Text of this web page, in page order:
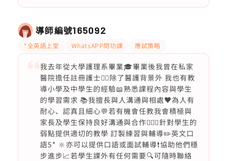
導師編號165092
*全英語上堂 WhatsAPP問功課 應試策略
我去年從大學護理系畢業🎓畢業後我曾在私家
醫院擔任註冊護士👩‍⚕️除了醫護背景外 我也有教
導小學及中學生的經驗📖熟悉課程內容與學生
的學習需求 📚我擅長與人溝通與相處♥️為人有
耐心、認真且細心💬若有機會任教我會積極與
家長及學生保持良好溝通與合作🙇🏻‍♀️針對學生的
弱點提供適切的教學 訂製練習與輔導✏️英文口
語5* 🔆亦可以提供口語或面試輔導❗️協助他們穩
步進步📈若學生課外有任何需要🔍可隨時聯絡